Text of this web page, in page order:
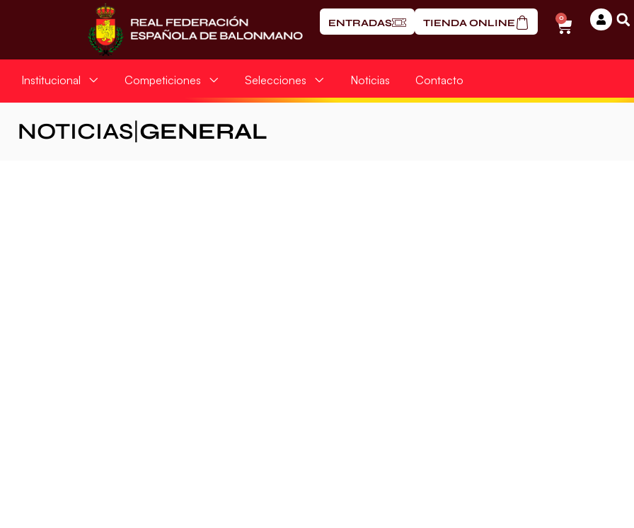
ENTRADAS TIENDA ONLINE 0
Institucional Competiciones Selecciones Noticias Contacto
NOTICIAS GENERAL